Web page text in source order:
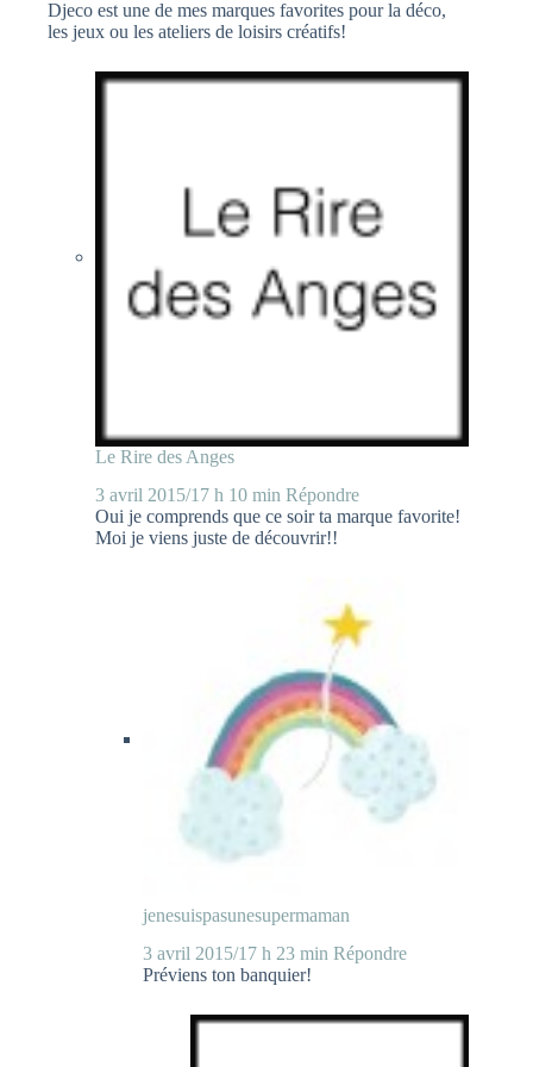
Djeco est une de mes marques favorites pour la déco,
les jeux ou les ateliers de loisirs créatifs!
Le Rire des Anges
3 avril 2015/17 h 10 min Répondre
Oui je comprends que ce soir ta marque favorite!
Moi je viens juste de découvrir!!
jenesuispasunesupermaman
3 avril 2015/17 h 23 min Répondre
Préviens ton banquier!